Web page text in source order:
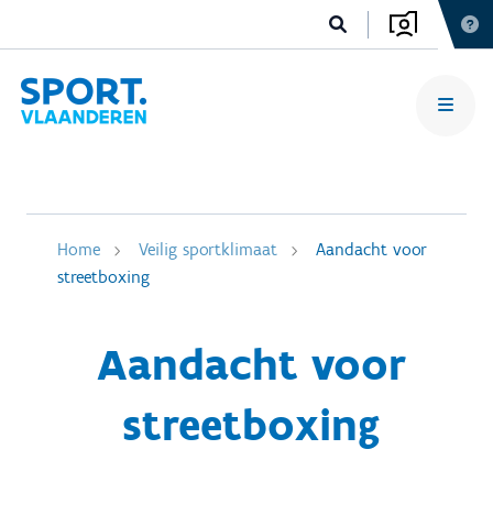
Home Veilig sportklimaat
Aandacht voor
streetboxing
Aandacht voor
streetboxing